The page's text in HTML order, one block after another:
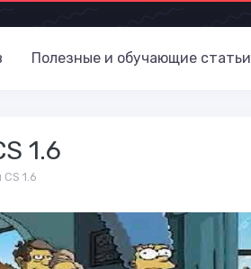
Полезные и обучающие статьи
1.6
1.6